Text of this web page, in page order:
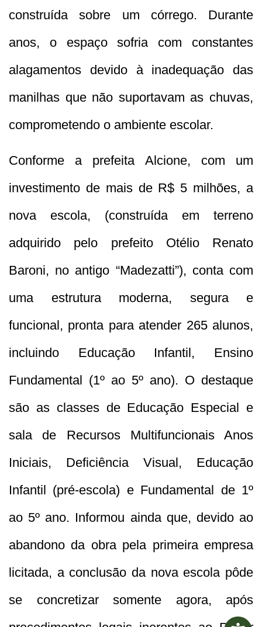
construída sobre um córrego. Durante
anos, o espaço sofria com constantes
alagamentos devido à inadequação das
manilhas que não suportavam as chuvas,
comprometendo o ambiente escolar.
Conforme a prefeita Alcione, com um
investimento de mais de R$ 5 milhões, a
nova escola, (construída em terreno
adquirido pelo prefeito Otélio Renato
Baroni, no antigo “Madezatti”), conta com
uma estrutura moderna, segura e
funcional, pronta para atender 265 alunos,
incluindo Educação Infantil, Ensino
Fundamental (1º ao 5º ano). O destaque
são as classes de Educação Especial e
sala de Recursos Multifuncionais Anos
Iniciais, Deficiência Visual, Educação
Infantil (pré-escola) e Fundamental de 1º
ao 5º ano. Informou ainda que, devido ao
abandono da obra pela primeira empresa
licitada, a conclusão da nova escola pôde
se concretizar somente agora, após